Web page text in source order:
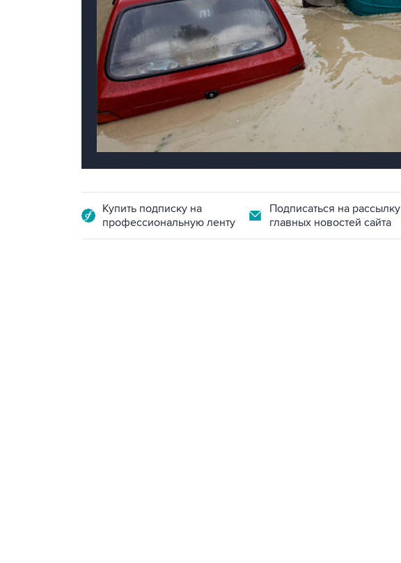
Купить подписку на
профессиональную ленту
Подписаться на рассылку
главных новостей сайта